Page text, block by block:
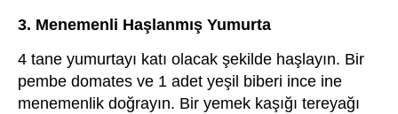
3. Menemenli Haşlanmış Yumurta
4 tane yumurtayı katı olacak şekilde haşlayın. Bir
pembe domates ve 1 adet yeşil biberi ince ine
menemenlik doğrayın. Bir yemek kaşığı tereyağı